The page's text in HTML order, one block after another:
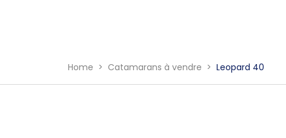
Home Catamarans à vendre Leopard 40